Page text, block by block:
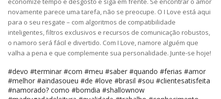
novamente parece uma tarefa, não se preocupe. O I Love está aqui
para o seu resgate – com algoritmos de compatibilidade
inteligentes, filtros exclusivos e recursos de comunicação robustos,
o namoro será fácil e divertido. Com I Love, namore alguém que
valha a pena e que complemente sua personalidade. Junte-se hoje!
#devo #terminar #com #meu #saber #quando #ferias #amor
#melhor #aindasoueu #de #love #brasil #sou #clientesatisfeita
#namorado? como #bomdia #shallownow